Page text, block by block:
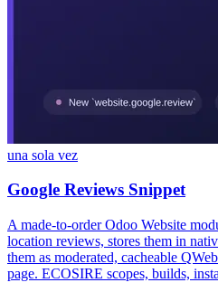
una sola vez
Google Reviews Snippet
A made-to-order Odoo Website
location reviews, stores them in
them as moderated, cacheable
page. ECOSIRE scopes, builds,